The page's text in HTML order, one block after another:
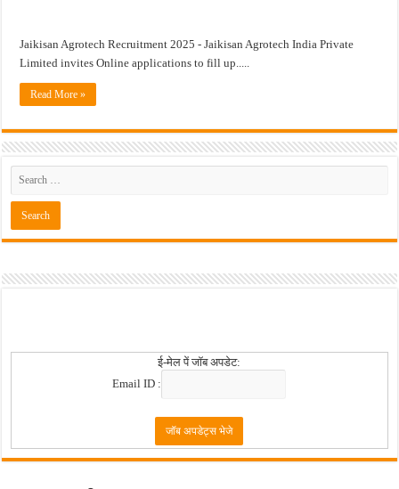
Jaikisan Agrotech Recruitment 2025 - Jaikisan Agrotech India Private
Limited invites Online applications to fill up.....
Read More »
ई-मेल पें जॉब अपडेट:
Email ID :